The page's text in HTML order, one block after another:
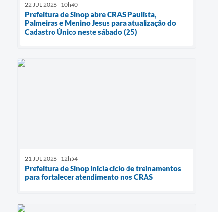
22 JUL 2026 - 10h40
Prefeitura de Sinop abre CRAS Paulista,
Palmeiras e Menino Jesus para atualização do
Cadastro Único neste sábado (25)
21 JUL 2026 - 12h54
Prefeitura de Sinop inicia ciclo de treinamentos
para fortalecer atendimento nos CRAS